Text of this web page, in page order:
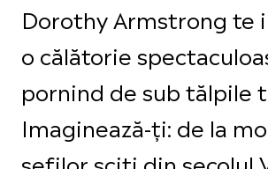
Dorothy Armstrong te
o călătorie
pornind de sub tălpile
Imaginează-ți: de la
șefilor sciți din secolul